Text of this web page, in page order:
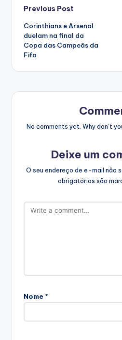
Post
navigation
Previous Post
Corinthians e Arsenal
duelam na final da
Copa das Campeãs da
Fifa
No comments yet. Why don’t
Deixe um
O seu endereço de e-mail não
obrigatórios são
Nome *